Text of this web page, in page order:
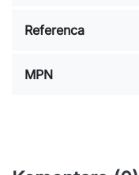
Referenca
MPN